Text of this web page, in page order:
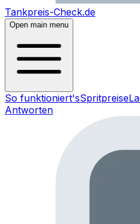
Tankpreis-Check.de
Open main menu
So funktioniert'sSpritpreise
Antworten